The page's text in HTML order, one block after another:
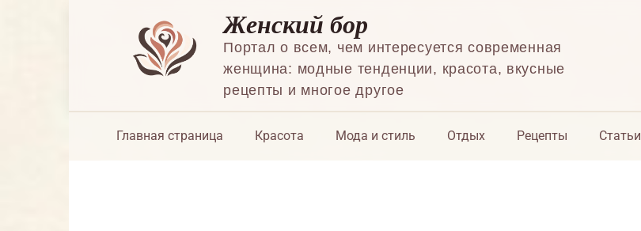
Женский бор
Портал о всем, чем интересуется современная
женщина: модные тенденции, красота, вкусные
рецепты и многое другое
Главная страница Красота Мода и стиль Отдых Рецепты Статьи